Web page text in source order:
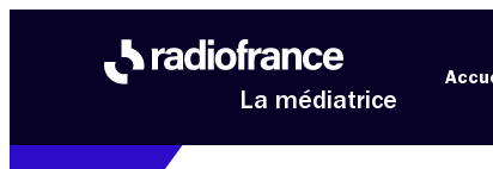
La médiatrice